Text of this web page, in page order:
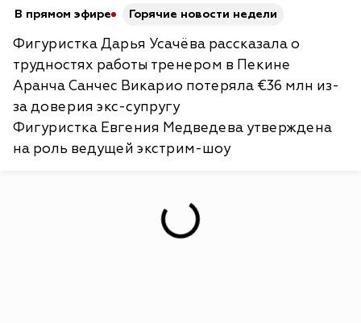
В прямом эфире Горячие новости недели
Фигуристка Дарья Усачёва рассказала о
трудностях работы тренером в Пекине
Аранча Санчес Викарио потеряла €36 млн из-
за доверия экс-супругу
Фигуристка Евгения Медведева утверждена
на роль ведущей экстрим-шоу